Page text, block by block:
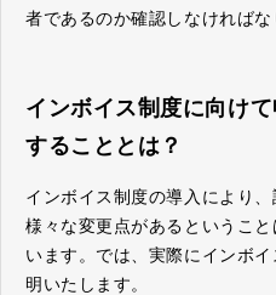
者であるのか確認しなければな
インボイス制度に向け
することとは？
インボイス制度の導入により
様々な変更点があるというこ
います。では、実際にインボ
明いたします。